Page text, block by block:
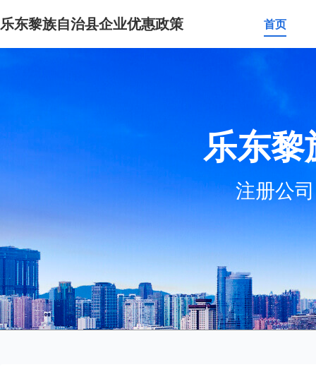
乐东黎族自治县企业优惠政策 首页
乐东黎
注册公